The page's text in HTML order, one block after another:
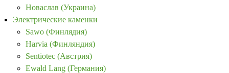
Новаслав (Украина)
Электрические каменки
Sawo (Финлядия)
Harvia (Финляндия)
Sentiotec (Австрия)
Ewald Lang (Германия)